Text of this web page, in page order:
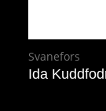
Svanefors
Ida